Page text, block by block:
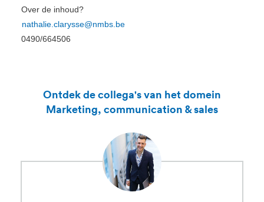
Over de inhoud?
nathalie.clarysse@nmbs.be
0490/664506
Ontdek de collega's van het domein
Marketing, communication & sales